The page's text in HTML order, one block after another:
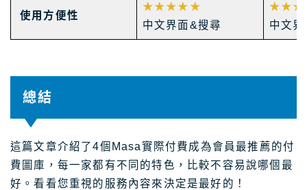
使用方便性
★★★★★
中文界面&搜尋
中文
總結
這篇文章介紹了4個Masa實際付費成為會員最推薦的付
費圖庫，每一家都有不同的特色，比較不容易說哪個最
好。看看您重視的服務內容來決定是最好的！